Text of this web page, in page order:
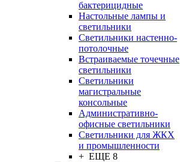
бактерицидные
Настольные лампы и
светильники
Светильники настенно-
потолочные
Встраиваемые точечные
светильники
Светильники
магистральные
консольные
Административно-
офисные светильники
Светильники для ЖКХ
и промышленности
+ ЕЩЕ 8